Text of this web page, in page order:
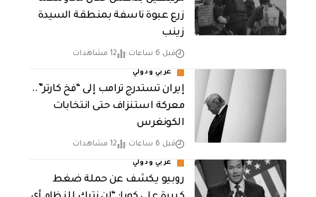
زرع عبوة ناسفة بمنطقة السيدة
زينب
قبل 6 ساعات 12 مشاهدات
عربي ودولي
إيران تستدرج ترامب إلى “فخ كارتر”..
معركة استنزاف حتى انتخابات
الكونغرس
قبل 6 ساعات 12 مشاهدات
عربي ودولي
روبيو يكشف عن حملة ضغط